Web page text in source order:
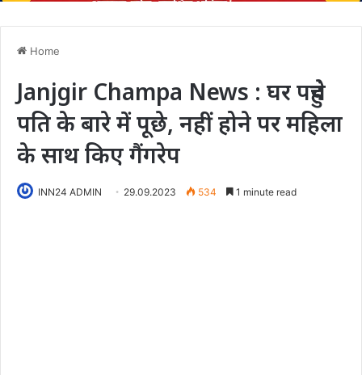
Home
Janjgir Champa News : घर पहुंचे
पति के बारे में पूछे, नहीं होने पर महिला
के साथ किए गैंगरेप
INN24 ADMIN 29.09.2023 534 1 minute read